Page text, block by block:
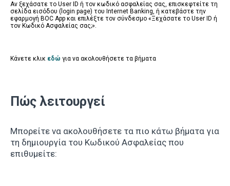
Αν ξεχάσατε το User ID ή τον κωδικό ασφαλείας σας, επισκεφτείτε τη
σελίδα εισόδου (login page) του Internet Banking, ή κατεβάστε την
εφαρμογή BOC App και επιλέξτε τον σύνδεσμο «Ξεχάσατε το User ID ή
τον Κωδικό Ασφαλείας σας;».
Κάνετε κλικ εδώ για να ακολουθήσετε τα βήματα
Πώς λειτουργεί
Μπορείτε να ακολουθήσετε τα πιο κάτω βήματα για
τη δημιουργία του Κωδικού Ασφαλείας που
επιθυμείτε: